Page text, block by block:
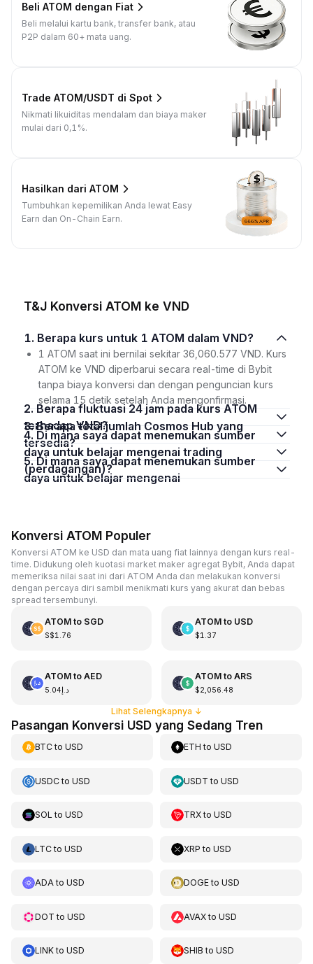
Beli ATOM dengan Fiat
Beli melalui kartu bank, transfer bank, atau
P2P dalam 60+ mata uang.
Trade ATOM/USDT di Spot
Nikmati likuiditas mendalam dan biaya maker
mulai dari 0,1%.
Hasilkan dari ATOM
Tumbuhkan kepemilikan Anda lewat Easy
Earn dan On-Chain Earn.
T&J Konversi ATOM ke VND
1. Berapa kurs untuk 1 ATOM dalam VND?
1 ATOM saat ini bernilai sekitar 36,060.577 VND. Kurs
ATOM ke VND diperbarui secara real-time di Bybit
tanpa biaya konversi dan dengan penguncian kurs
selama 15 detik setelah Anda mengonfirmasi.
2. Berapa fluktuasi 24 jam pada kurs ATOM
terhadap VND?
3. Berapa total jumlah Cosmos Hub yang
tersedia?
4. Di mana saya dapat menemukan sumber
daya untuk belajar mengenai trading
(perdagangan)?
5. Di mana saya dapat menemukan sumber
daya untuk belajar mengenai
Konversi ATOM Populer
Konversi ATOM ke USD dan mata uang fiat lainnya dengan kurs real-
time. Didukung oleh kuotasi market maker agregat Bybit, Anda dapat
memeriksa nilai saat ini dari ATOM Anda dan melakukan konversi
dengan percaya diri sambil menikmati kurs yang akurat dan bebas
spread tersembunyi.
ATOMto SGD
S$1.76
ATOMto USD
$1.37
ATOMto AED
د.إ5.04
ATOMto ARS
$2,056.48
Lihat Selengkapnya ↓
Pasangan Konversi USD yang Sedang Tren
BTCto USD ETH toUSD
USDCto USD USDT toUSD
SOL to USD TRXtoUSD
LTCto USD XRP toUSD
ADAto USD DOGEtoUSD
DOT to USD AVAXtoUSD
LINKto USD SHIB toUSD